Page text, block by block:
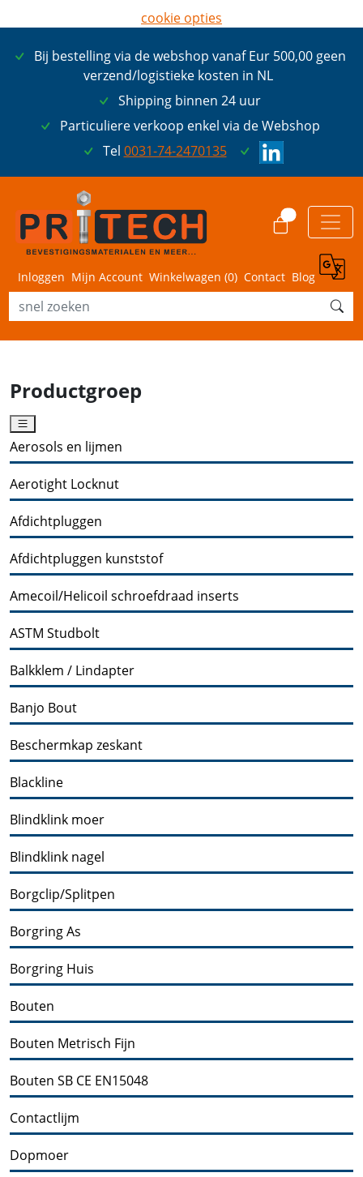
Bij bestelling via de webshop vanaf Eur 500,00 geen
verzend/logistieke kosten in NL
Shipping binnen 24 uur
Particuliere verkoop enkel via de Webshop
Tel 0031-74-2470135
Inloggen Mijn Account Winkelwagen (0) Contact Blog
Productgroep
Aerosols en lijmen
Aerotight Locknut
Afdichtpluggen
Afdichtpluggen kunststof
Amecoil/Helicoil schroefdraad inserts
ASTM Studbolt
Balkklem / Lindapter
Banjo Bout
Beschermkap zeskant
Blackline
Blindklink moer
Blindklink nagel
Borgclip/Splitpen
Borgring As
Borgring Huis
Bouten
Bouten Metrisch Fijn
Bouten SB CE EN15048
Contactlijm
Dopmoer
cookie opties
ik ga akkoord met cookies